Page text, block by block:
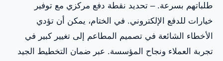
طلباتهم بسرعة. – تحديد نقطة دفع مركزي مع توفير
خيارات للدفع الإلكتروني. في الختام، يمكن أن تؤدي
الأخطاء الشائعة في تصميم المطاعم إلى تغيير كبير في
تجربة العملاء ونجاح المؤسسة. عبر ضمان التخطيط الجيد